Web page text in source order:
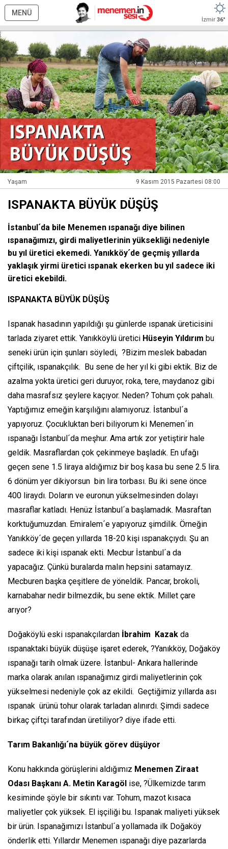
MENÜ
İzmir 36°
Yaşam 9 Kasım 2015 Pazartesi 08:00
ISPANAKTA BÜYÜK DÜŞÜŞ
İstanbul´da bile Menemen ıspanağı diye bilinen
ıspanağımızı, girdi maliyetlerinin yüksekliği nedeniyle
bu yıl üretici ekemedi. Yanıkköy´de geçmiş yıllarda
yaklaşık yirmi üretici ıspanak ekerken bu yıl sadece iki
üretici ekebildi.
ISPANAKTA BÜYÜK DÜŞÜŞ
Ispanak hasadının yapıldığı şu günlerde ıspanak üreticisini
tarlada ziyaret ettik. Yanıkköylü üretici Hüseyin Yıldırım bu
seneki ürün için şunları söyledi, ?Bizim meslek babadan
çiftçilik, ıspanakçılık. Bu sene de her yıl ki gibi ektik. Biz de
azalma yokta üretici geri duruyor, roka, tere, maydanoz gibi
daha masrafsız şeylere kaçıyor. Neden? Tohum çok pahalı.
Yaptığımız emeğin karşılığını alamıyoruz. İstanbul´a
yapıyoruz. Çocukluktan beri biliyorum ki Menemen´in
ıspanağı İstanbul´da meşhur. Ama artık zor yetiştirir hale
geldik. Masraflardan çok çekinmeye başladık. En ufağı
geçen sene 1.5 liraya aldığımız bir boş kasa bu sene 2.5 lira.
6 dönüm yer dikiyorsun bin lira torbası. Bu iki sene önce
400 liraydı. Doların ve euronun yükselmesinden dolayı
masraflar katladı. Henüz İstanbul´a başlamadık. Masraftan
korktuğumuzdan. Emiralem´e yapıyoruz şimdilik. Örneğin
Yanıkköy´de geçen yıllarda 18-20 kişi ıspanakçıydı. Şu an
sadece iki kişi ıspanak ekti. Mecbur İstanbul´a da
yapacağız. Çünkü buralarda malın hepsini satamayız.
Mecburen başka çeşitlere de yöneldik. Pancar, brokoli,
karnabahar nedir bilmezdik, bu sene ektik. Millet çare
arıyor?
Doğaköylü eski ıspanakçılardan İbrahim Kazak da
ıspanaktaki büyük düşüşe işaret ederek, ?Yanıkköy, Doğaköy
ıspanağı tarih olmak üzere. İstanbul- Ankara hallerinde
marka olarak anılan ıspanağımız girdi maliyetlerinin çok
yükselmesi nedeniyle çok az ekildi. Geçtiğimiz yıllarda ası
ıspanak ürünü tohur olarak tarladan alınırdı. Şimdi sadece
birkaç çiftçi tarafından üretiliyor? diye ifade etti.
Tarım Bakanlığı´na büyük görev düşüyor
Konu hakkında görüşlerini aldığımız Menemen Ziraat
Odası Başkanı A. Metin Karagöl ise, ?Ülkemizde tarım
kesiminde şöyle bir sıkıntı var. Tohum, mazot kısaca
maliyetler çok yüksek. El işçiliği bu. Ispanak maliyeti yüksek
bir ürün. Ispanağımızı İstanbul´a yollamada ilk Doğaköy
önderlik etti. Yıllardır Menemen ıspanağı diye pazarlarda